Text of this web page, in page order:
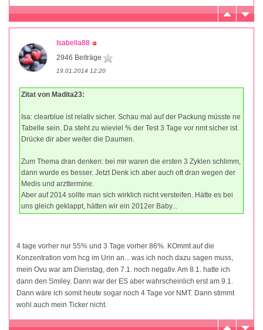
Isabella88
2946 Beiträge
19.01.2014 12:20
Zitat von Madita23:
Isa: clearblue ist relativ sicher. Schau mal auf der Packung müsste ne
Tabelle sein. Da steht zu wieviel % der Test 3 Tage vor nmt sicher ist.
Drücke dir aber weiter die Daumen.
Zum Thema dran denken: bei mir waren die ersten 3 Zyklen schlimm,
dann wurde es besser. Jetzt Denk ich aber auch oft dran wegen der
Medis und arzttermine.
Aber auf 2014 sollte man sich wirklich nicht versteifen. Hätte es bei
uns gleich geklappt, hätten wir ein 2012er Baby...
4 tage vorher nur 55% und 3 Tage vorher 86%. KOmmt auf die
Konzentration vom hcg im Urin an... was ich noch dazu sagen muss,
mein Ovu war am Dienstag, den 7.1. noch negativ. Am 8.1. hatte ich
dann den Smiley. Dann war der ES aber wahrscheinlich erst am 9.1.
Dann wäre ich somit heute sogar noch 4 Tage vor NMT. Dann stimmt
wohl auch mein Ticker nicht.